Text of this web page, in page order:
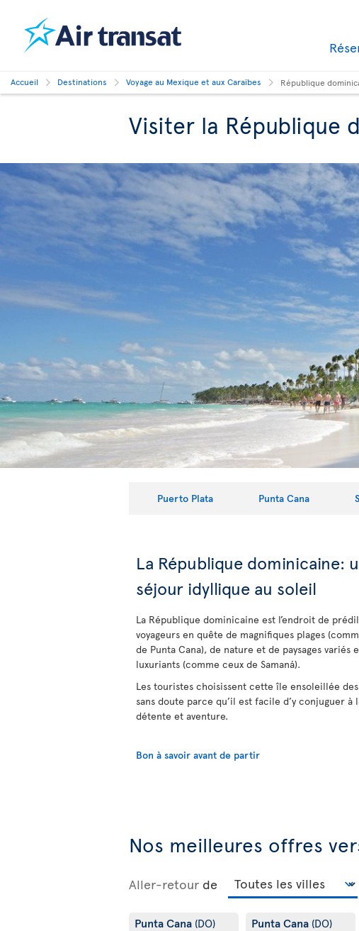
Accueil Destinations Voyage au Mexique et aux Caraïbes République
Visiter la République
Puerto Plata Punta Cana
La République dominicaine:
séjour idyllique au soleil
La République dominicaine est l’endroit de
voyageurs en quête de magnifiques plages
de Punta Cana), de nature et de paysages variés
luxuriants (comme ceux de Samaná).
Les touristes choisissent cette île ensoleillée
sans doute parce qu’il est facile d’y conjuguer à
détente et aventure.
Bon à savoir avant de partir
Nos meilleures offres
Aller-retour de
Punta Cana (DO) Punta Cana (DO)